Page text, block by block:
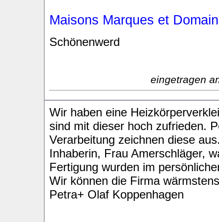
Maisons Marques et
Schönenwerd
eingetragen
Wir haben eine
sind mit dieser hoch zufrieden.
Verarbeitung zeichnen diese
Inhaberin, Frau Amerschläger,
Fertigung wurden im
Wir können die Firma
Petra+ Olaf Koppenhagen